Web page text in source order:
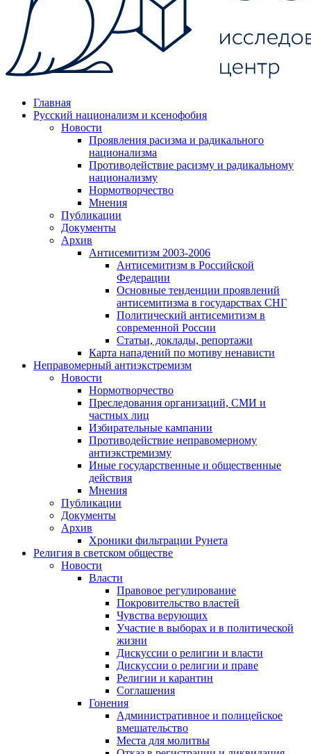
Главная
Русский национализм и ксенофобия
Новости
Проявления расизма и радикального
национализма
Противодействие расизму и радикальному
национализму
Нормотворчество
Мнения
Публикации
Документы
Архив
Антисемитизм 2003-2006
Антисемитизм в Российской
Федерации
Основные тенденции проявлений
антисемитизма в государствах СНГ
Политический антисемитизм в
современной России
Статьи, доклады, репортажи
Карта нападений по мотиву ненависти
Неправомерный антиэкстремизм
Новости
Нормотворчество
Преследования организаций, СМИ и
частных лиц
Избирательные кампании
Противодействие неправомерному
антиэкстремизму
Иные государственные и общественные
действия
Мнения
Публикации
Документы
Архив
Хроники фильтрации Рунета
Религия в светском обществе
Новости
Власти
Правовое регулирование
Покровительство властей
Чувства верующих
Участие в выборах и в политической
жизни
Дискуссии о религии и власти
Дискуссии о религии и праве
Религии и карантин
Соглашения
Гонения
Административное и полицейское
вмешательство
Места для молитвы